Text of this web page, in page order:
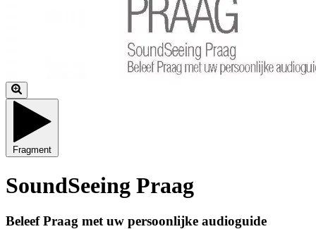
Fragment
SoundSeeing Praag
Beleef Praag met uw persoonlijke audioguide